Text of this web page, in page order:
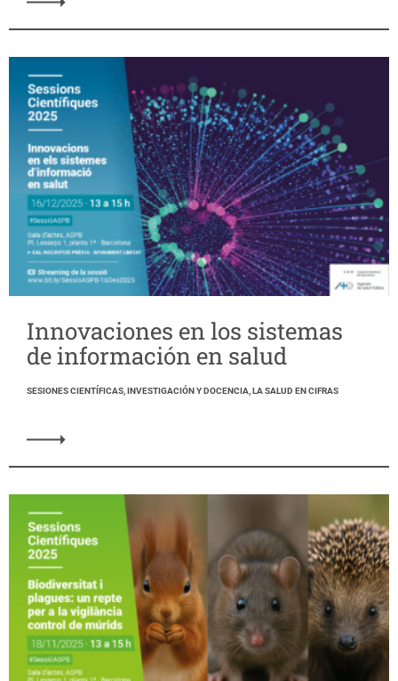
Innovaciones en los sistemas
de información en salud
SESIONES CIENTÍFICAS, INVESTIGACIÓN Y DOCENCIA, LA SALUD EN CIFRAS